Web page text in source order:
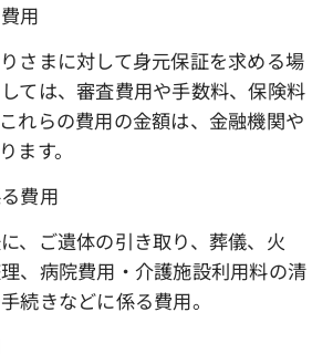
用
まに対して身元保証を求める場
ては、審査費用や手数料、保険料
れらの費用の金額は、金融機関や
ます。
費用
ご遺体の引き取り、葬儀、火
、病院費用・介護施設利用料の清
続きなどに係る費用。